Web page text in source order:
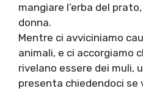
mangiare l’erba del
donna.
Mentre ci avviciniamo
animali, e ci accorgiamo
rivelano essere dei muli,
presenta chiedendoci se